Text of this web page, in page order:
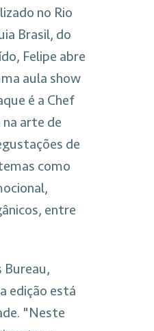
no Rio
Brasil, do
Felipe abre
aula show
é a Chef
arte de
de
como
entre
Bureau,
edição está
"Neste